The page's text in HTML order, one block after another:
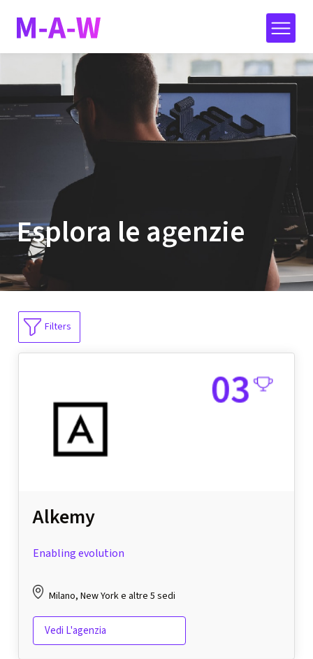
Esplora le agenzie
Filters
Alkemy
Enabling evolution
Milano, New York e altre 5 sedi
Vedi L'agenzia